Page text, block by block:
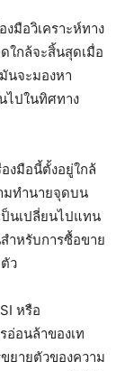
มือวิเคราะห์ทาง
ใกล้จะสิ้นสุดเมื่อ
นจะมองหา
ไปในทิศทาง
งมือนี้ตั้งอยู่ใกล้
มทำนายจุดบน
นเปลี่ยนไปแทน
ำหรับการซื้อขาย
ว
หรือ
อ่อนล้าของเท
ยายตัวของความ